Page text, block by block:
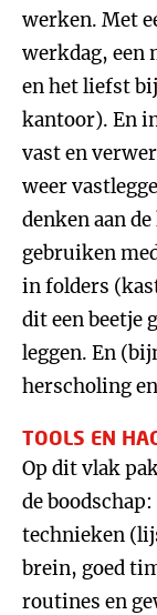
werken. Met
werkdag, een
en het liefst
kantoor). En
vast en
weer
denken aan
gebruiken
in folders
dit een beetje
leggen. En
herscholing
TOOLS EN
Op dit vlak
de
technieken
brein, goed
routines en